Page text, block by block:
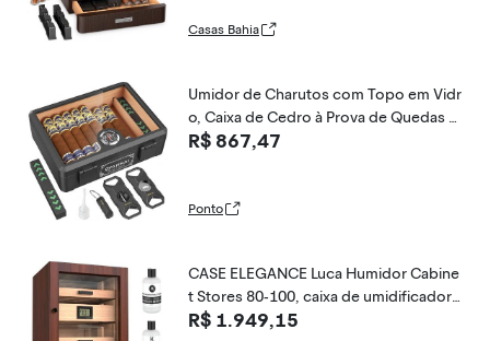
Casas Bahia
Umidor de Charutos com Topo em Vidr
o, Caixa de Cedro à Prova de Quedas c
om Divisor para 20-25 Charutos Preta -
R$ 867,47
Ponto
CASE ELEGANCE Luca Humidor Cabine
t Stores 80-100, caixa de umidificador
de charuto com cedro espanhol, visor
R$ 1.949,15